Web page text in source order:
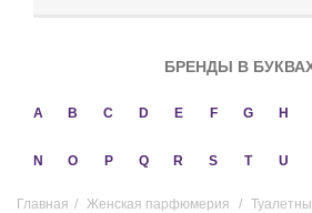
БРЕНДЫ В
A B C D E F G H
N O P Q R S T U
Главная / Женская парфюмерия /